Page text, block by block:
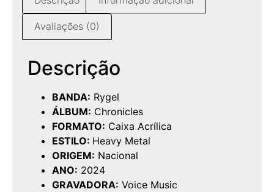
Avaliações (0)
Descrição
BANDA: Rygel
ÁLBUM: Chronicles
FORMATO: Caixa Acrílica
ESTILO: Heavy Metal
ORIGEM: Nacional
ANO: 2024
GRAVADORA: Voice Music